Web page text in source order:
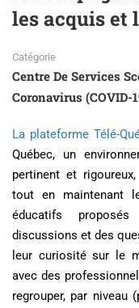
les acquis et
Catégorie
Centre De Services
Coronavirus (COVID-
La plateforme Télé-
Québec, un
pertinent et
tout en maintenant
éducatifs
discussions et des
leur curiosité sur le
avec des
regrouper, par niveau